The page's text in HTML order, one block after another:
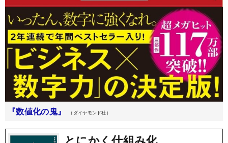
『数値化の鬼』 （ダイヤモンド社）